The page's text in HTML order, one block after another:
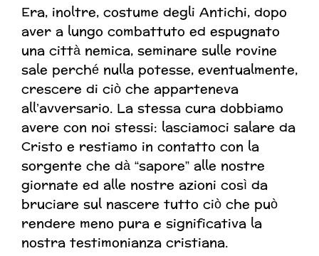
Era, inoltre, costume degli Antichi, dopo
aver a lungo combattuto ed espugnato
una città nemica, seminare sulle rovine
sale perché nulla potesse, eventualmente,
crescere di ciò che apparteneva
all’avversario. La stessa cura dobbiamo
avere con noi stessi: lasciamoci salare da
Cristo e restiamo in contatto con la
sorgente che dà “sapore” alle nostre
giornate ed alle nostre azioni così da
bruciare sul nascere tutto ciò che può
rendere meno pura e significativa la
nostra testimonianza cristiana.